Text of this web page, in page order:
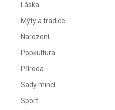
Láska
Mýty a tradice
Narození
Popkultura
Příroda
Sady mincí
Sport